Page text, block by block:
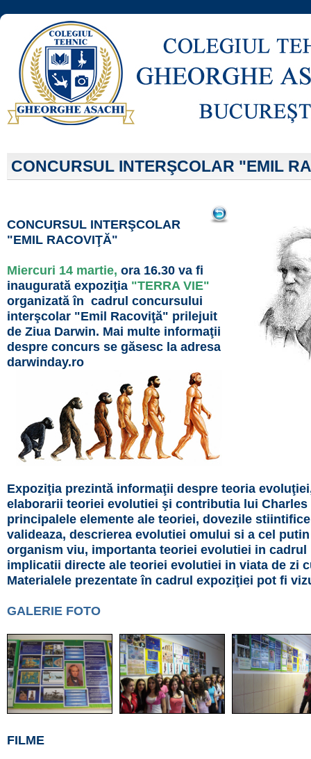
CONCURSUL INTERŞCOLAR "EMIL
CONCURSUL INTERŞCOLAR
"EMIL RACOVIŢĂ"
Miercuri 14 martie, ora 16.30 va fi
inaugurată expoziţia "TERRA VIE"
organizată în cadrul concursului
interşcolar "Emil Racoviţă" prilejuit
de Ziua Darwin. Mai multe informaţii
despre concurs se găsesc la adresa
darwinday.ro
Expoziţia prezintă informaţii despre teoria
elaborarii teoriei evolutiei şi contributia lui Charles
principalele elemente ale teoriei, dovezile
valideaza, descrierea evolutiei omului si a cel
organism viu, importanta teoriei evolutiei in
implicatii directe ale teoriei evolutiei in viata de zi
Materialele prezentate în cadrul expoziţiei pot fi
GALERIE FOTO
FILME